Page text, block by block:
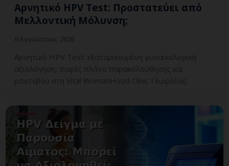
Αρνητικό HPV Test: Προστατεύει από
Μελλοντική Μόλυνση;
Αρνητικό HPV Test: εξατομικευμένη γυναικολογική
αξιολόγηση, σαφές πλάνο παρακολούθησης και
ραντεβού στη Vital WomanHood Clinic Γλυφάδας.